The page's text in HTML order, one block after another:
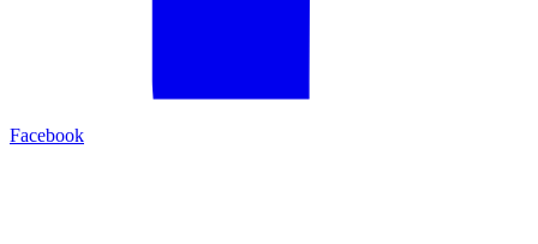
Facebook